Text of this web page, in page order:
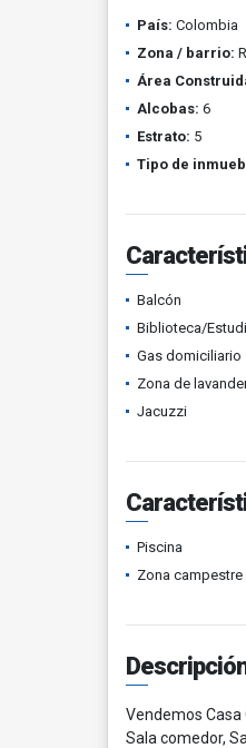
País: Colombia
Zona / barrio:
Área
Alcobas: 6
Estrato: 5
Tipo de
Balcón
Biblioteca/
Gas domiciliario
Zona de
Jacuzzi
Piscina
Zona campestre
Vendemos
Sala comedor,